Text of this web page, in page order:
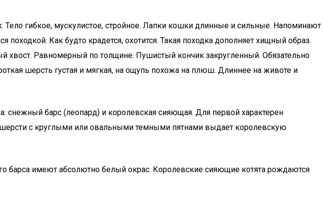
гибкое, мускулистое, стройное. Лапки кошки длинные и сильные. Напоминают
Как будто крадется, охотится. Такая походка дополняет хищный образ.
хвост. Равномерный по толщине. Пушистый кончик закругленный. Обязательно
шерсть густая и мягкая, на ощупь похожа на плюш. Длиннее на животе и
снежный барс (леопард) и королевская сияющая. Для первой характерен
с круглыми или овальными темными пятнами выдает королевскую
барса имеют абсолютно белый окрас. Королевские сияющие котята рождаются